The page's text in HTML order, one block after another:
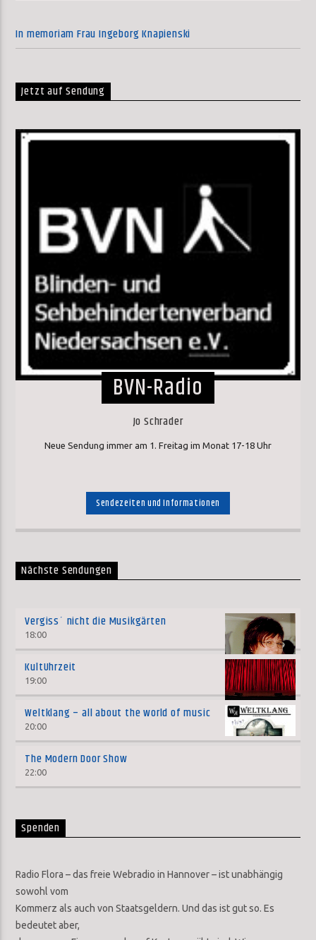
In memoriam Frau Ingeborg Knapienski
Jetzt auf Sendung
BVN-Radio
Jo Schrader
Neue Sendung immer am 1. Freitag im Monat 17-18 Uhr
Sendezeiten und Informationen
Nächste Sendungen
Vergiss´ nicht die Musikgärten
18:00
KultUhrzeit
19:00
Weltklang – all about the world of music
20:00
The Modern Door Show
22:00
Spenden
Radio Flora – das freie Webradio in Hannover – ist unabhängig
sowohl vom
Kommerz als auch von Staatsgeldern. Und das ist gut so. Es
bedeutet aber,